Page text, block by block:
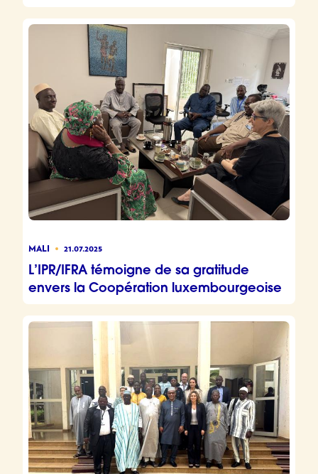
MALI 21.07.2025
L’IPR/IFRA témoigne de sa gratitude
envers la Coopération luxembourgeoise